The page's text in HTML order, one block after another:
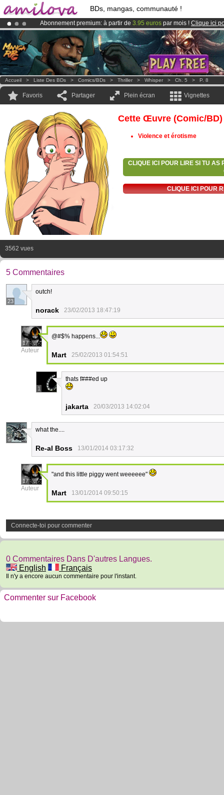
BDs, mangas, communauté !
Abonnement premium: à partir de 3.95 euros par mois ! Clique ici
Déjà 134393membreset 1208BDs & Mangas!
LeKickstarter Amilova est désormais lancé
Accueil > Liste Des BDs > Comics/BDs > Thriller > Whisper > Ch. 5 > P. 8
Favoris Partager Plein écran Vignettes
Cette Œuvre (comic/
Violence et érotisme
CLIQUE ICI POUR LIRE SI TU AS
CLIQUE ICI POUR
3562 vues
5 Commentaires
23
outch!
norack 23/02/2013 18:47:19
17
Auteur
@#$% happens...
Mart 25/02/2013 01:54:51
1
thats f###ed up
jakarta 20/03/2013 14:02:04
5
what the....
Re-al Boss 13/01/2014 03:17:32
17
Auteur
"and this little piggy went weeeeee"
Mart 13/01/2014 09:50:15
Connecte-toi pour commenter
0 Commentaires Dans D'autres Langues.
English
Français
Il n'y a encore aucun commentaire pour l'instant.
Commenter sur Facebook